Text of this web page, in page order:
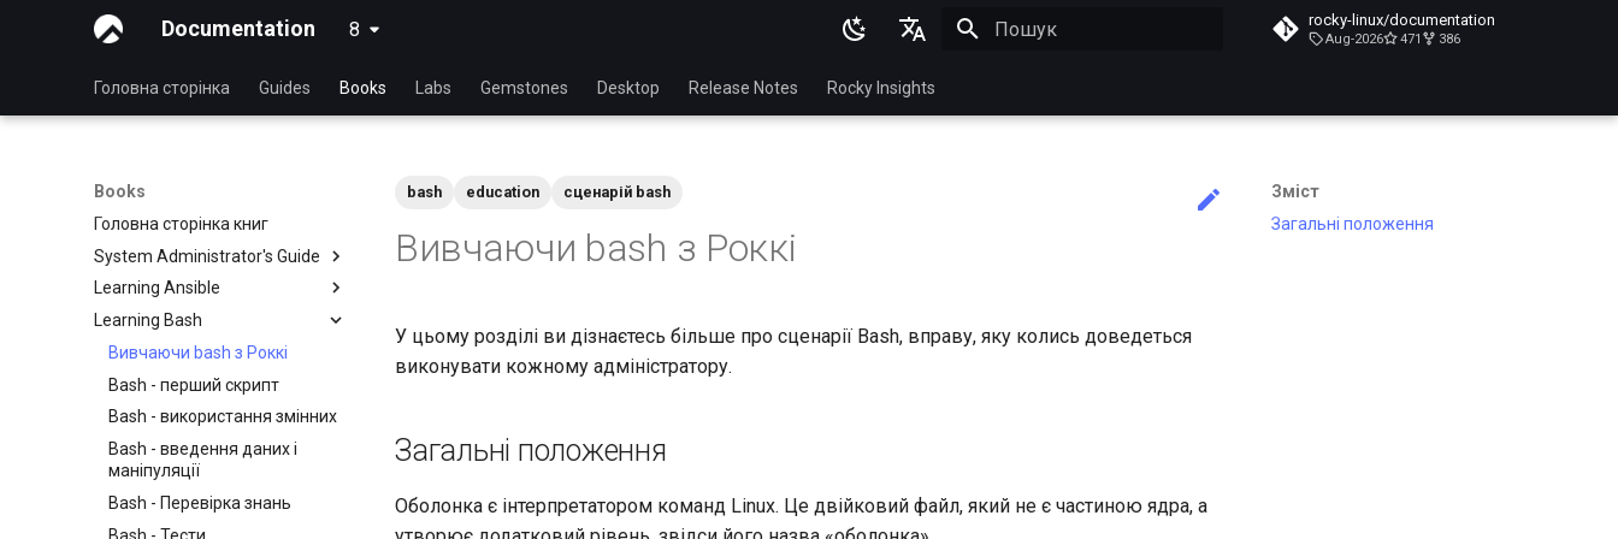
Documentation 8 latest
English
日本語
rocky-linux/documentation
Aug-2026 471 386
Головна сторінка Guides Books Labs Gemstones Desktop Release Notes Rocky Insights
Books
Головна сторінка книг
System Administrator's Guide
Вивчаючи Linux з Rocky
Введення в Linux
Команди Linux
Розширені команди Linux
Текстовий редактор VI
Керування користувачами
Файлова система
Менеджер процесів
Learning Ansible
Вивчаючи Ansible з Rocky
Основи Ansible
Ansible. Середній рівень
Керування файлами
Ansible Galaxy
Розгортання за допомогою
Ansistrano
Великомасштабна
Learning Bash
Вивчаючи bash з Роккі
Bash - перший скрипт
Bash - використання змінних
Bash - введення даних і
маніпуляції
Bash - Перевірка знань
Bash - Тести
Зміст
Загальні положення
bash education сценарій bash
Вивчаючи bash з Роккі
У цьому розділі ви дізнаєтесь більше про сценарії Bash, вправу, яку колись доведеться
виконувати кожному адміністратору.
Загальні положення
Оболонка є інтерпретатором команд Linux. Це двійковий файл, який не є частиною ядра, а